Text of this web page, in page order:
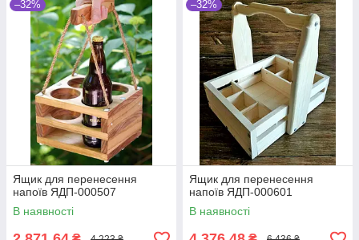
–32%
Ящик для перенесення
напоїв ЯДП-000507
В наявності
–32%
Ящик для перенесення
напоїв ЯДП-000601
В наявності